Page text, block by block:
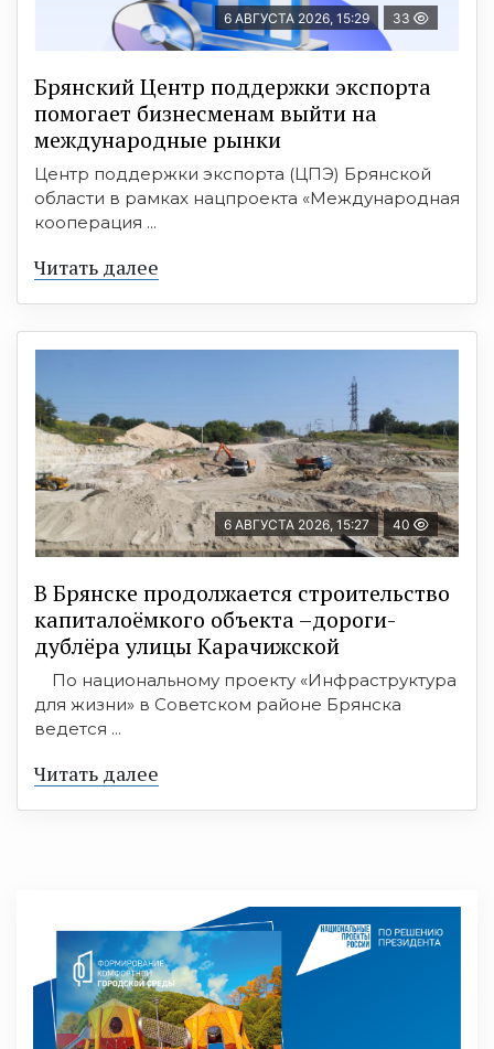
6 АВГУСТА 2026, 15:29 33
Брянский Центр поддержки экспорта
помогает бизнесменам выйти на
международные рынки
Центр поддержки экспорта (ЦПЭ) Брянской
области в рамках нацпроекта «Международная
кооперация ...
Читать далее
6 АВГУСТА 2026, 15:27 40
В Брянске продолжается строительство
капиталоёмкого объекта –дороги-
дублёра улицы Карачижской
По национальному проекту «Инфраструктура
для жизни» в Советском районе Брянска
ведется ...
Читать далее